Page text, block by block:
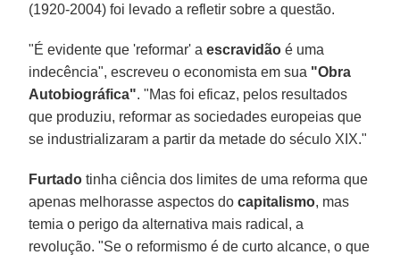
(1920-2004) foi levado a refletir sobre a questão.
"É evidente que 'reformar' aescravidão é uma
indecência", escreveu o economista em sua "Obra
Autobiográfica". "Mas foi eficaz, pelos resultados
que produziu, reformar as sociedades europeias que
se industrializaram a partir da metade do século XIX."
Furtado tinha ciência dos limites de uma reforma que
apenas melhorasse aspectos docapitalismo, mas
temia o perigo da alternativa mais radical, a
revolução. "Se o reformismo é de curto alcance, o que